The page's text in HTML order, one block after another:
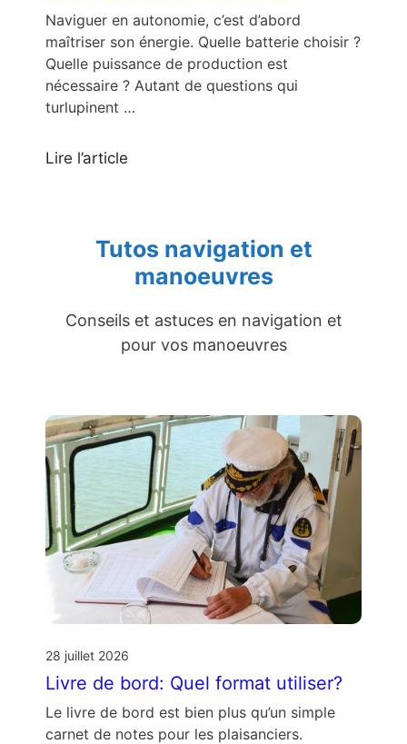
Naviguer en autonomie, c’est d’abord
maîtriser son énergie. Quelle batterie choisir ?
Quelle puissance de production est
nécessaire ? Autant de questions qui
turlupinent …
Lire l’article
Tutos navigation et
manoeuvres
Conseils et astuces en navigation et
pour vos manoeuvres
28 juillet 2026
Livre de bord: Quel format utiliser?
Le livre de bord est bien plus qu’un simple
carnet de notes pour les plaisanciers.